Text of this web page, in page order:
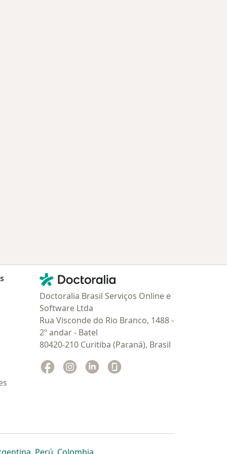
Contato
Doctoralia - Homepage
Doctoralia Brasil Serviços Online e
Software Ltda
Rua Visconde do Rio Branco, 1488 -
2º andar - Batel
80420-210 Curitiba (Paraná), Brasil
Facebook
abre num novo separador
Instagram
abre num novo separador
Linkedin
abre num novo separador
separador
num novo separador
abre num novo separador
abre num novo separador
abre num novo separador